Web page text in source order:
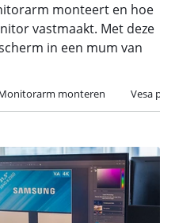
monteert en hoe
vastmaakt. Met deze
in een mum van
monteren Vesa